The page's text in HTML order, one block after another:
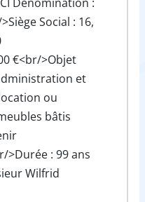
Social : 16,
€<br/>Objet
et
ou
bâtis
: 99 ans
Wilfrid